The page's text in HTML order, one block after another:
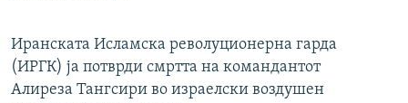
Иранската Исламска револуционерна гарда
(ИРГК) ја потврди смртта на командантот
Алиреза Тангсири во израелски воздушен